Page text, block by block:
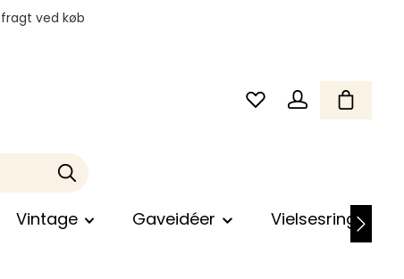
ved køb
Vintage Gaveidéer Vielsesringe